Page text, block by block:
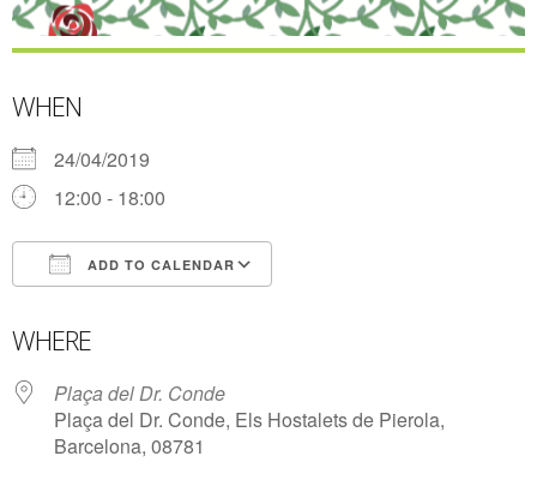
WHEN
24/04/2019
12:00 - 18:00
ADD TO CALENDAR
WHERE
Plaça del Dr. Conde
Plaça del Dr. Conde, Els Hostalets de Pierola,
Barcelona, 08781